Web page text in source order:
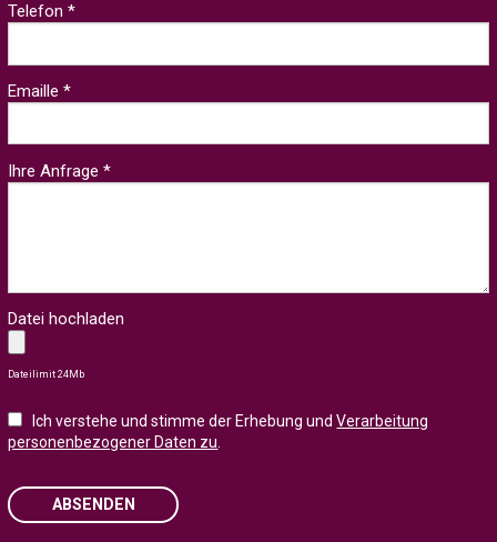
Telefon *
Emaille *
Ihre Anfrage *
Datei hochladen
Dateilimit 24Mb
Ich verstehe und stimme der Erhebung undVerarbeitung
personenbezogener Daten zu.
ABSENDEN